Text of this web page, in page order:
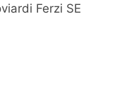
Ferzi SE